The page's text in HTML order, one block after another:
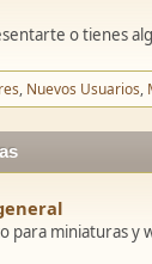
o tienes
Nuevos Usuarios
para miniaturas y